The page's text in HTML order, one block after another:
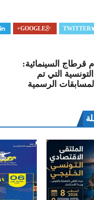
TWITTER
GOOGLE+
32 لأيام قرطاج السينمائية:
التي تم
الرسمية
الخليفي: مهم جدا أن